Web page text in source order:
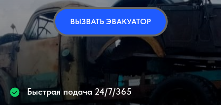
ВЫЗВАТЬ ЭВАКУАТОР
Быстрая подача 24/7/365